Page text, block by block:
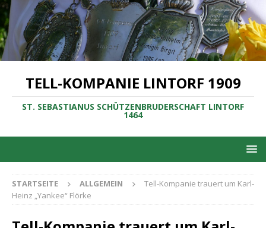
TELL-KOMPANIE LINTORF 1909
ST. SEBASTIANUS SCHÜTZENBRUDERSCHAFT LINTORF
1464
STARTSEITE ALLGEMEIN
Tell-Kompanie trauert um Karl-
Heinz „Yankee“ Flörke